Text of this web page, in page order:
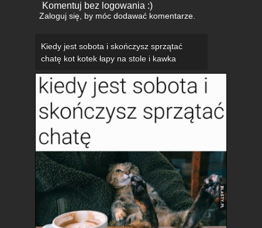
Komentuj bez logowania :)
Zaloguj się, by móc dodawać komentarze.
Kiedy jest sobota i skończysz sprzątać
chatę kot kotek łapy na stole i kawka